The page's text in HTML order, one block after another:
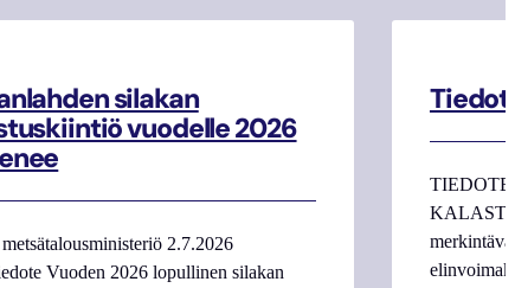
silakan
vuodelle 2026
2.7.2026
Vuoden 2026 lopullinen silakan